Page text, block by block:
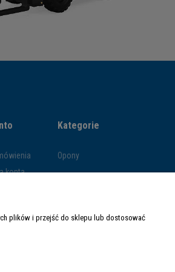
konta
Kategorie
Opony
plików i przejść do sklepu lub dostosować